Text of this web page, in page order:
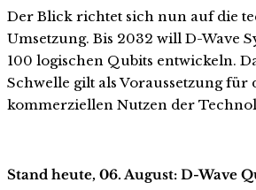
Der Blick richtet sich nun auf die
Umsetzung. Bis 2032 will D-Wave
100 logischen Qubits entwickeln.
Schwelle gilt als Voraussetzung für
kommerziellen Nutzen der
Stand heute, 06. August: D-Wave